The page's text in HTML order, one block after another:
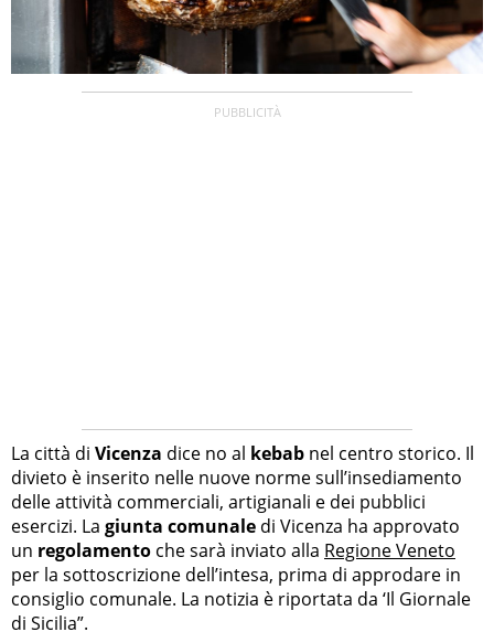
La città di Vicenza dice no al kebab nel centro storico. Il
divieto è inserito nelle nuove norme sull’insediamento
delle attività commerciali, artigianali e dei pubblici
esercizi. La giunta comunale di Vicenza ha approvato
un regolamento che sarà inviato alla Regione Veneto
per la sottoscrizione dell’intesa, prima di approdare in
consiglio comunale. La notizia è riportata da ‘Il Giornale
di Sicilia”.